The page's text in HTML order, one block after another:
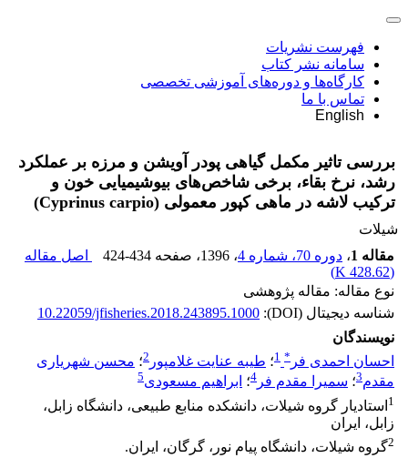
فهرست نشریات
سامانه نشر کتاب
کارگاه‌ها و دوره‌های آموزشی تخصصی
تماس با ما
English
بررسی تاثیر مکمل گیاهی پودر آویشن و مرزه بر عملکرد
رشد، نرخ بقاء، برخی شاخص‌های بیوشیمیایی خون و
ترکیب لاشه در ماهی کپور معمولی (Cyprinus carpio)
شیلات
مقاله 1
، دوره 70، شماره 4 ، 1396 ، صفحه 424-434
اصل مقاله
(
428.62 K
)
نوع مقاله: مقاله پژوهشی
شناسه دیجیتال (DOI):
10.22059/jfisheries.2018.243895.1000
نویسندگان
احسان احمدی فر *
1؛ طیبه عنایت غلامپور 2؛ محسن شهریاری
مقدم3؛ سمیرا مقدم فر 4؛ ابراهیم مسعودی5
1 استادیار گروه شیلات، دانشکده منابع طبیعی، دانشگاه زابل،
زابل، ایران
2گروه شیلات، دانشگاه پیام نور، گرگان، ایران.